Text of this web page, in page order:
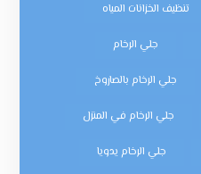
تنظيف الخزانات المياه
جلي الرخام
جلي الرخام بالصاروخ
جلي الرخام في المنزل
جلي الرخام يدويا